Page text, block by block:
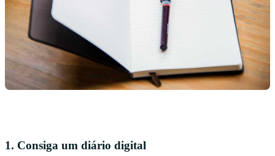
1. Consiga um diário digital